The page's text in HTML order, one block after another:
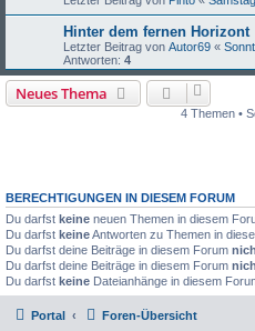
Hinter dem fernen Horizont
Letzter Beitrag von Autor69 «
Antworten: 4
Neues Thema
4 Themen •
BERECHTIGUNGEN IN DIESEM FORUM
Du darfst keine neuen Themen in diesem
Du darfst keineAntworten zu Themen in
Du darfst deine Beiträge in diesem Forum
Du darfst deine Beiträge in diesem Forum
Du darfst keine Dateianhänge in diesem
Portal Foren-Übersicht